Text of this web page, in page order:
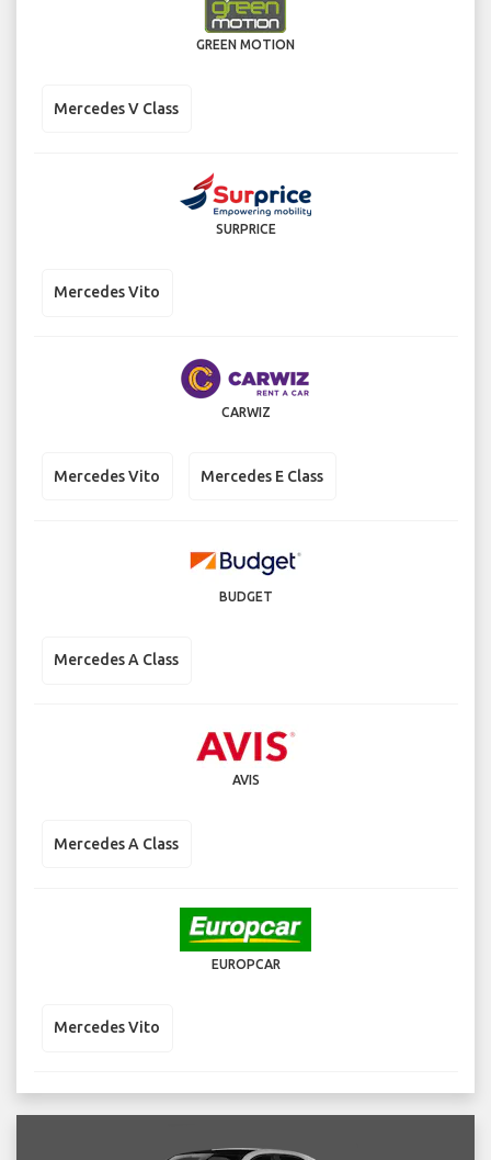
GREEN MOTION
Mercedes V Class
SURPRICE
Mercedes Vito
CARWIZ
Mercedes Vito Mercedes E Class
BUDGET
Mercedes A Class
AVIS
Mercedes A Class
EUROPCAR
Mercedes Vito